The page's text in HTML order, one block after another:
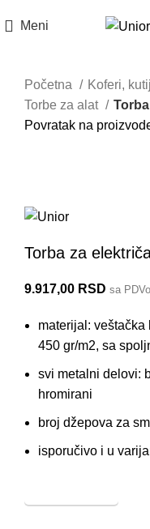
Meni
Početna
Koferi,
Torbe za alat
Povratak na
Torba za
9.917,00 RSD sa
materijal:
450 gr/m2, sa
svi metalni delovi:
hromirani
broj džepova za
isporučivo i u